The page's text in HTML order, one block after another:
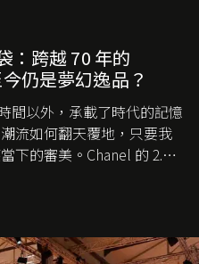
：跨越 70 年的
仍是夢幻逸品？
間以外，承載了時代的記憶
流如何翻天覆地，只要我
下的審美。Chanel 的 2.55
，一直有着舉足輕重的地
手袋是 Chanel，那 2.55
袋是怎麼誕生的呢？又為